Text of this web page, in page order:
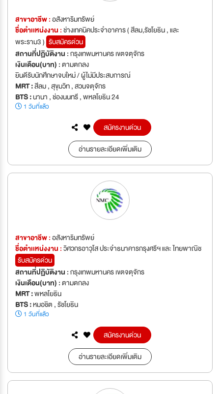
สาขาอาชีพ :อสังหาริมทรัพย์
ชื่อตำเเหน่งงาน :ช่างเทคนิคประจำอาคาร ( สีลม,รัชโยธิน , และ
พระราม3 ) รับสมัครด่วน
สถานที่ปฏิบัติงาน :กรุงเทพมหานคร เขตจตุจักร
เงินเดือน(บาท) :ตามตกลง
ยินดีรับนักศึกษาจบใหม่ / ผู้ไม่มีประสบการณ์
MRT :สีลม , สุขุมวิท , สวนจตุจักร
BTS :นานา , ช่องนนทรี , พหลโยธิน 24
1 วันที่แล้ว
สมัครงานด่วน
อ่านรายละเอียดเพิ่มเติม
สาขาอาชีพ :อสังหาริมทรัพย์
ชื่อตำเเหน่งงาน :วิศวกรอาวุโส ประจำธนาคารกรุงศรีฯ และ ไทยพาณิช
รับสมัครด่วน
สถานที่ปฏิบัติงาน :กรุงเทพมหานคร เขตจตุจักร
เงินเดือน(บาท) :ตามตกลง
MRT :พหลโยธิน
BTS :หมอชิต , รัชโยธิน
1 วันที่แล้ว
สมัครงานด่วน
อ่านรายละเอียดเพิ่มเติม